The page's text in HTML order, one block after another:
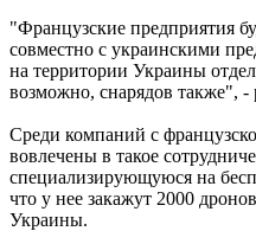
"Французские предприятия
совместно с украинскими
на территории Украины
возможно, снарядов также", -
Среди компаний с
вовлечены в такое
специализирующуюся на
что у нее закажут 2000
Украины.